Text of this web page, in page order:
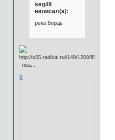
seg49
написал(а):
река Бердь
неа...
0